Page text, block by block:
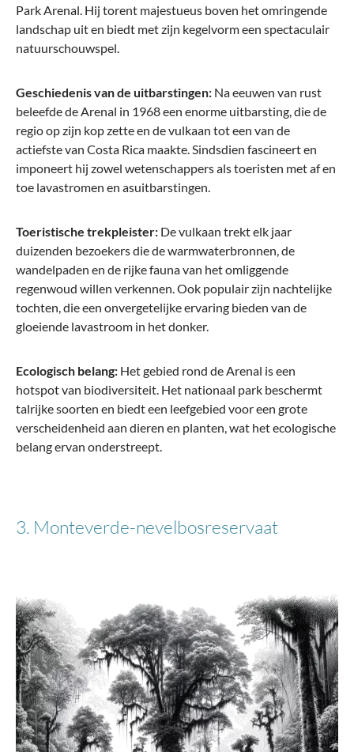
Travelite
€ 129,95*
Park Arenal. Hij torent majestueus boven het omringende
landschap uit en biedt met zijn kegelvorm een spectaculair
natuurschouwspel.
Geschiedenis van de uitbarstingen: Na eeuwen van rust
beleefde de Arenal in 1968 een enorme uitbarsting, die de
regio op zijn kop zette en de vulkaan tot een van de
actiefste van Costa Rica maakte. Sindsdien fascineert en
imponeert hij zowel wetenschappers als toeristen met af en
toe lavastromen en asuitbarstingen.
Toeristische trekpleister: De vulkaan trekt elk jaar
duizenden bezoekers die de warmwaterbronnen, de
wandelpaden en de rijke fauna van het omliggende
regenwoud willen verkennen. Ook populair zijn nachtelijke
tochten, die een onvergetelijke ervaring bieden van de
gloeiende lavastroom in het donker.
Ecologisch belang: Het gebied rond de Arenal is een
hotspot van biodiversiteit. Het nationaal park beschermt
talrijke soorten en biedt een leefgebied voor een grote
verscheidenheid aan dieren en planten, wat het ecologische
belang ervan onderstreept.
3. Monteverde-nevelbosreservaat